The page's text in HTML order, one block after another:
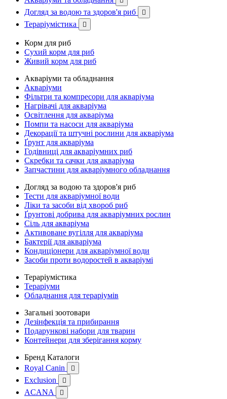
Догляд за водою та здоров'я риб 
Тераріумістика 
Корм для риб
Сухий корм для риб
Живий корм для риб
Акваріуми та обладнання
Акваріуми
Фільтри та компресори для акваріума
Нагрівачі для акваріума
Освітлення для акваріума
Помпи та насоси для акваріума
Декорації та штучні рослини для акваріума
Ґрунт для акваріума
Годівниці для акваріумних риб
Скребки та сачки для акваріума
Запчастини для акваріумного обладнання
Догляд за водою та здоров'я риб
Тести для акваріумної води
Ліки та засоби від хвороб риб
Ґрунтові добрива для акваріумних рослин
Сіль для акваріума
Активоване вугілля для акваріума
Бактерії для акваріума
Кондиціонери для акваріумної води
Засоби проти водоростей в акваріумі
Тераріумістика
Тераріуми
Обладнання для тераріумів
Загальні зоотовари
Дезінфекція та прибирання
Подарункові набори для тварин
Контейнери для зберігання корму
Бренд Каталоги
Royal Canin

Exclusion 
ACANA 